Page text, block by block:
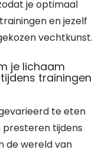
je optimaal
en jezelf
vechtkunst.
je lichaam
trainingen
te eten
tijdens
de wereld van